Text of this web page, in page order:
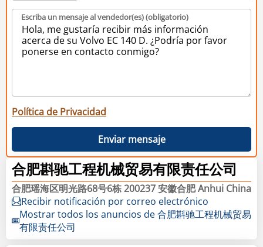
Escriba un mensaje al vendedor(es) (obligatorio)
Política de Privacidad
Enviar mensaje
合肥斟驰工程机械贸易有限责任公司
合肥瑶海区明光路68号6栋 200237 安徽合肥 Anhui China
Recibir notificación por correo electrónico
Mostrar todos los anuncios de 合肥斟驰工程机械贸易
有限责任公司